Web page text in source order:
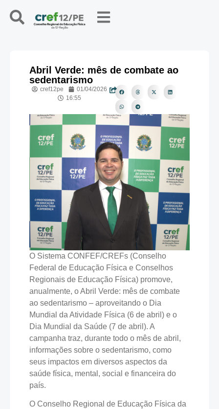
Abril Verde: mês de combate ao
sedentarismo
cref12pe
01/04/2026
16:55
O Sistema CONFEF/CREFs (Conselho
Federal de Educação Física e Conselhos
Regionais de Educação Física) promove,
anualmente, o Abril Verde: mês de combate
ao sedentarismo – aproveitando o Dia
Mundial da Atividade Física (6 de abril) e o
Dia Mundial da Saúde (7 de abril). A
campanha traz, durante todo o mês de abril,
informações sobre o sedentarismo, como
seus impactos em diversos aspectos da
saúde física, mental, social e financeira do
país.
O Conselho Regional de Educação Física da